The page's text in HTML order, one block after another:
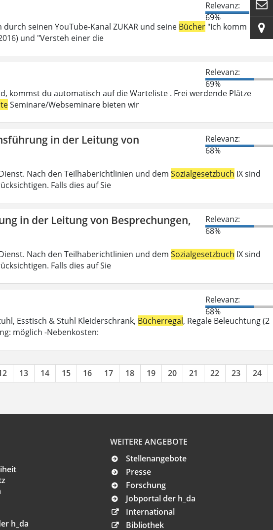
Relevanz:
69%
seinen YouTube-Kanal ZUKAR und seine Bücher "Ich komm auf
und "Versteh einer die
Relevanz:
69%
kommst du automatisch auf die Warteliste . Frei werdende Plätze
Seminare/Webseminare bieten wir
in der Leitung von
Relevanz:
68%
Nach den Teilhaberichtlinien und dem Sozialgesetzbuch IX sind
Falls dies auf Sie
in der Leitung von Besprechungen,
Relevanz:
68%
Nach den Teilhaberichtlinien und dem Sozialgesetzbuch IX sind
Falls dies auf Sie
Relevanz:
68%
Esstisch & Stuhl Kleiderschrank, Bücherregal, Regale Beleuchtung (2
möglich -Nebenkosten:
13 14 15 16 17 18 19 20 21 22 23 24
h_da
WEITERE ANGEBOTE
Stellenangebote
Presse
Forschung
Jobportal der h_da
International
Bibliothek

